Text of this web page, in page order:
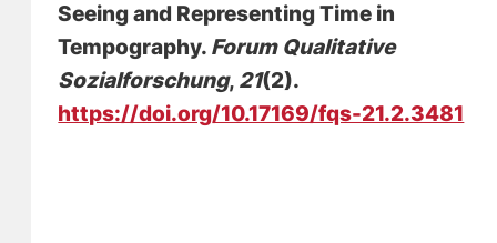
Seeing and Representing Time in
Tempography. Forum Qualitative
Sozialforschung, 21(2).
https://doi.org/10.17169/fqs-21.2.3481